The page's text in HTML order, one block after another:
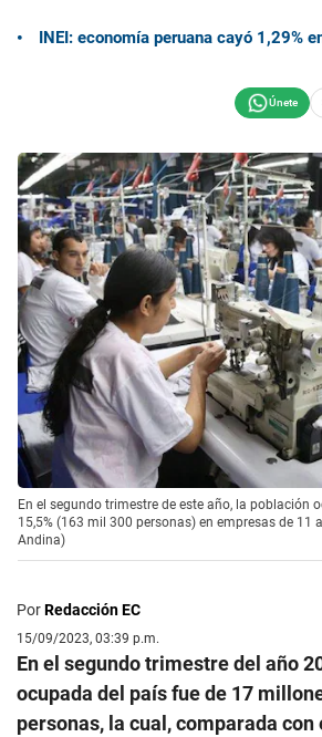
INEI: economía peruana cayó 1,29%
En el segundo trimestre de este año, la población
15,5% (163 mil 300 personas) en empresas de 11
Andina)
PorRedacción EC
15/09/2023, 03:39 p.m.
En el segundo trimestre del año
ocupada del país fue de 17
personas, la cual, comparada